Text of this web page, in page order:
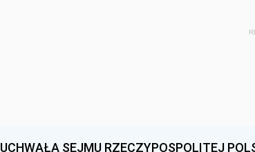
UCHWAŁA SEJMU RZECZYPOSPOLITEJ